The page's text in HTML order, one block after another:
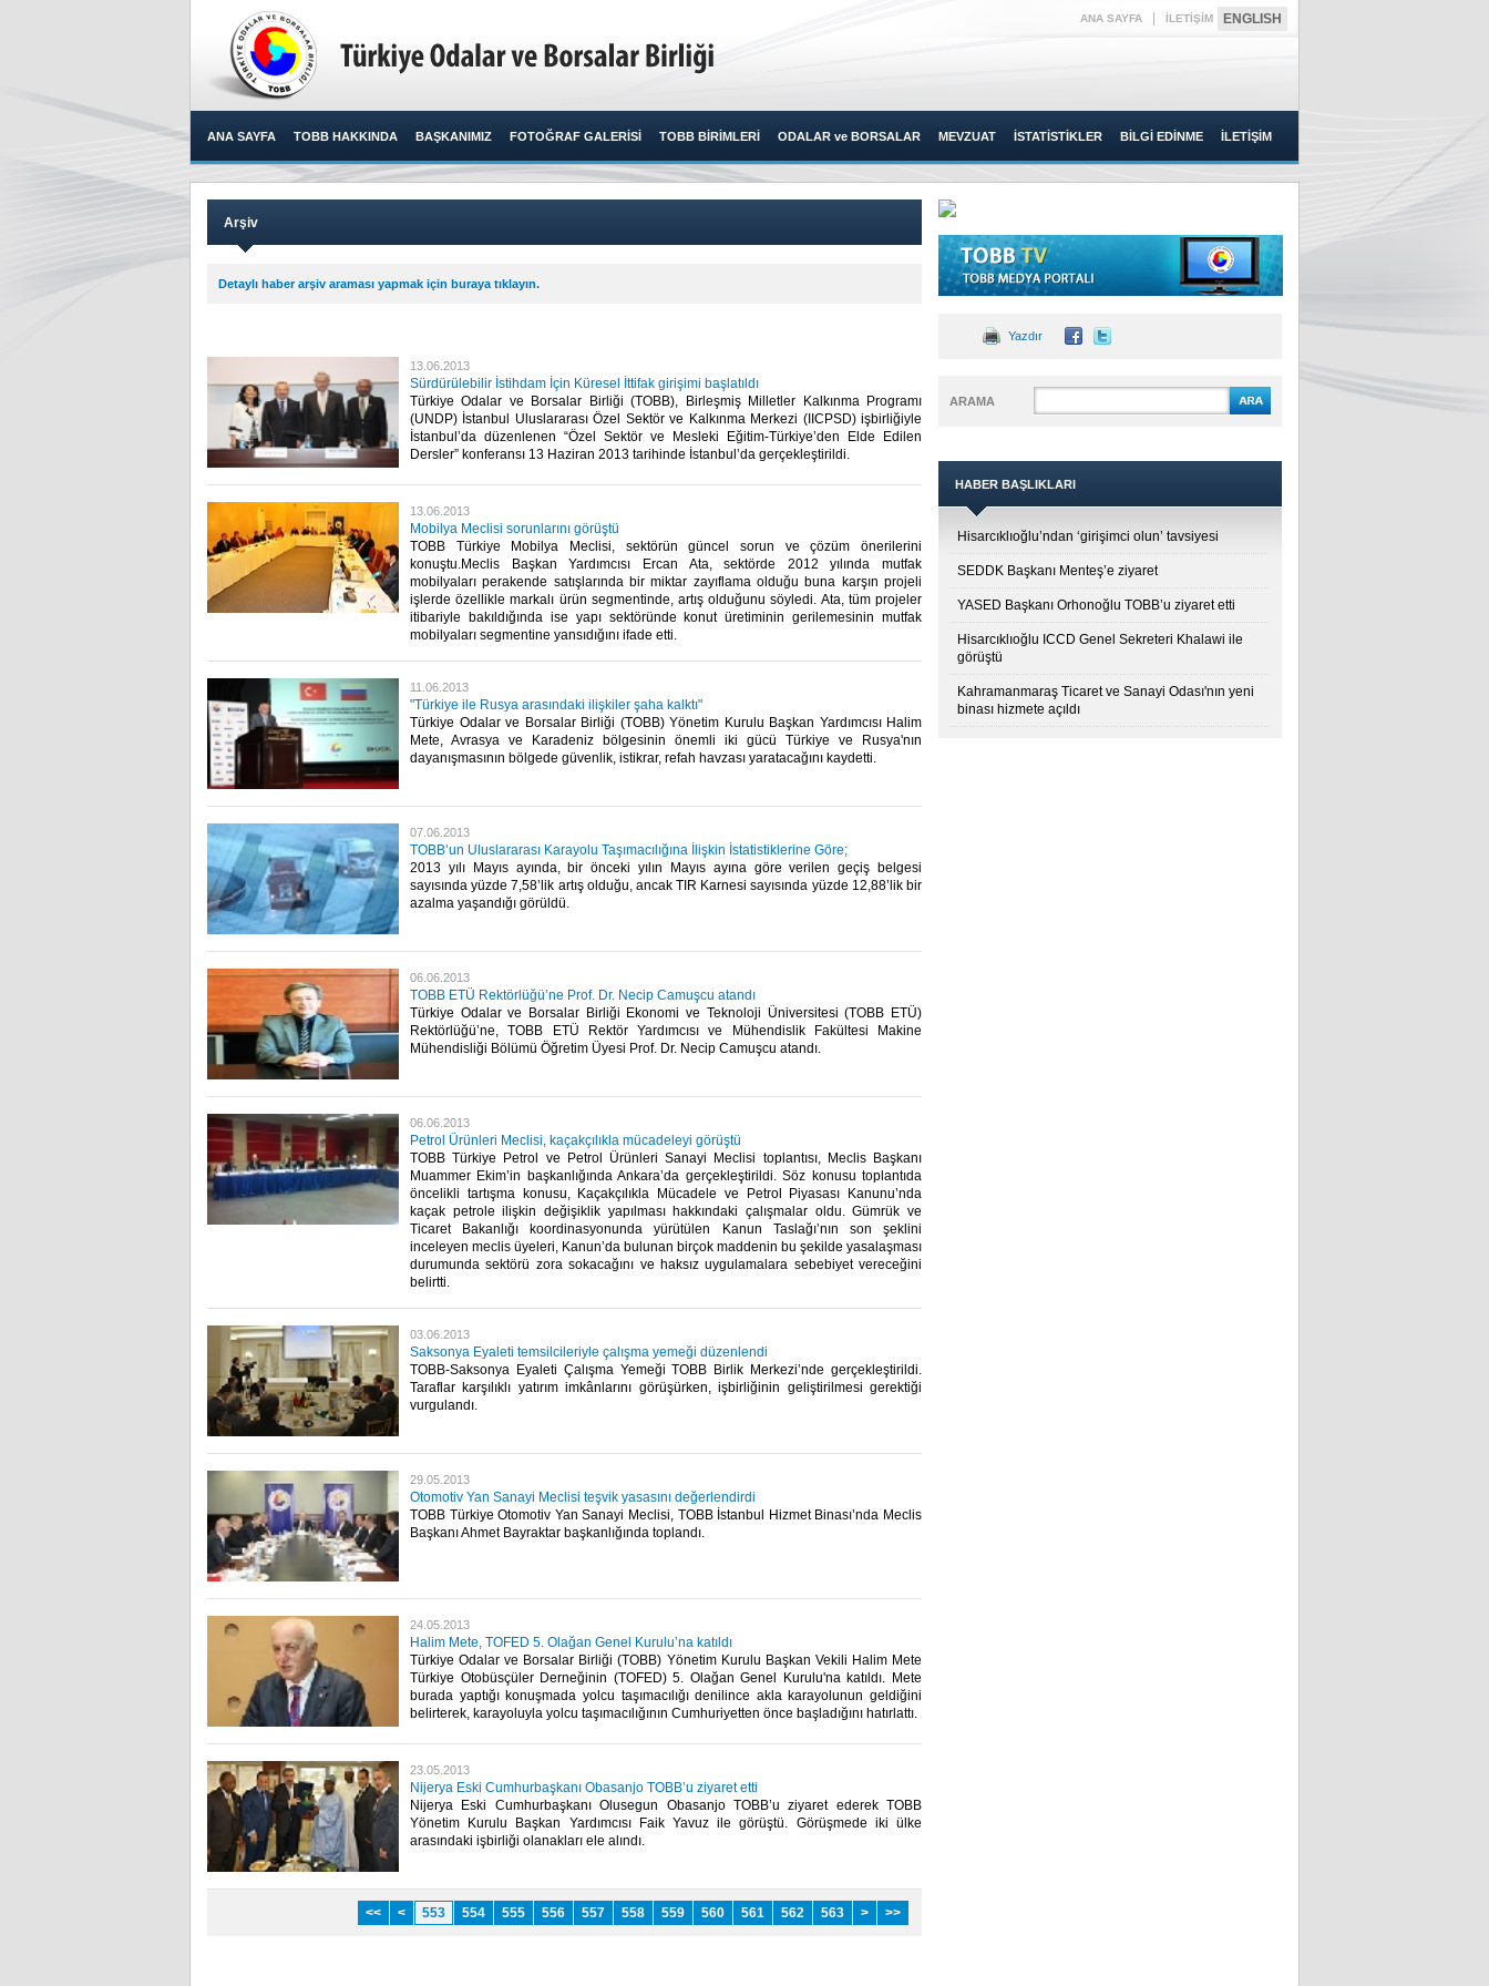
ANA SAYFA İLETİŞİM ENGLISH
ANA SAYFA TOBB HAKKINDA BAŞKANIMIZ FOTOĞRAF GALERİSİ TOBB BİRİMLERİ ODALAR ve BORSALAR MEVZUAT İSTATİSTİKLER BİLGİ EDİNME İLETİŞİM
Arşiv
Detaylı haber arşiv araması yapmak için buraya tıklayın.
13.06.2013
Sürdürülebilir İstihdam İçin Küresel İttifak girişimi başlatıldı
​ Türkiye Odalar ve Borsalar Birliği (TOBB), Birleşmiş Milletler Kalkınma Programı
(UNDP) İstanbul Uluslararası Özel Sektör ve Kalkınma Merkezi (IICPSD) işbirliğiyle
İstanbul’da düzenlenen “Özel Sektör ve Mesleki Eğitim-Türkiye’den Elde Edilen
Dersler” konferansı 13 Haziran 2013 tarihinde İstanbul’da gerçekleştirildi. ​
13.06.2013
Mobilya Meclisi sorunlarını görüştü
TOBB Türkiye Mobilya Meclisi, sektörün güncel sorun ve çözüm önerilerini
konuştu.Meclis Başkan Yardımcısı Ercan Ata, sektörde 2012 yılında mutfak
mobilyaları perakende satışlarında bir miktar zayıflama olduğu buna karşın projeli
işlerde özellikle markalı ürün segmentinde, artış olduğunu söyledi. Ata, tüm projeler
itibariyle bakıldığında ise yapı sektöründe konut üretiminin gerilemesinin mutfak
mobilyaları segmentine yansıdığını ifade etti. ​ ​
11.06.2013
"Türkiye ile Rusya arasındaki ilişkiler şaha kalktı"
​ Türkiye Odalar ve Borsalar Birliği (TOBB) Yönetim Kurulu Başkan Yardımcısı Halim
Mete, Avrasya ve Karadeniz bölgesinin önemli iki gücü Türkiye ve Rusya'nın
dayanışmasının bölgede güvenlik, istikrar, refah havzası yaratacağını kaydetti. ​
07.06.2013
TOBB’un Uluslararası Karayolu Taşımacılığına İlişkin İstatistiklerine Göre;
​ 2013 yılı Mayıs ayında, bir önceki yılın Mayıs ayına göre verilen geçiş belgesi
sayısında yüzde 7,58’lik artış olduğu, ancak TIR Karnesi sayısında yüzde 12,88’lik bir
azalma yaşandığı görüldü. ​
06.06.2013
TOBB ETÜ Rektörlüğü’ne Prof. Dr. Necip Camuşcu atandı
​ Türkiye Odalar ve Borsalar Birliği Ekonomi ve Teknoloji Üniversitesi (TOBB ETÜ)
Rektörlüğü’ne, TOBB ETÜ Rektör Yardımcısı ve Mühendislik Fakültesi Makine
Mühendisliği Bölümü Öğretim Üyesi Prof. Dr. Necip Camuşcu atandı. ​
06.06.2013
Petrol Ürünleri Meclisi, kaçakçılıkla mücadeleyi görüştü
TOBB Türkiye Petrol ve Petrol Ürünleri Sanayi Meclisi toplantısı, Meclis Başkanı
Muammer Ekim’in başkanlığında Ankara’da gerçekleştirildi. Söz konusu toplantıda
öncelikli tartışma konusu, Kaçakçılıkla Mücadele ve Petrol Piyasası Kanunu’nda
kaçak petrole ilişkin değişiklik yapılması hakkındaki çalışmalar oldu. Gümrük ve
Ticaret Bakanlığı koordinasyonunda yürütülen Kanun Taslağı’nın son şeklini
inceleyen meclis üyeleri, Kanun’da bulunan birçok maddenin bu şekilde yasalaşması
durumunda sektörü zora sokacağını ve haksız uygulamalara sebebiyet vereceğini
belirtti. ​ ​
03.06.2013
Saksonya Eyaleti temsilcileriyle çalışma yemeği düzenlendi
TOBB-Saksonya Eyaleti Çalışma Yemeği TOBB Birlik Merkezi’nde gerçekleştirildi.
Taraflar karşılıklı yatırım imkânlarını görüşürken, işbirliğinin geliştirilmesi gerektiği
vurgulandı.​ ​
29.05.2013
Otomotiv Yan Sanayi Meclisi teşvik yasasını değerlendirdi
TOBB Türkiye Otomotiv Yan Sanayi Meclisi, TOBB İstanbul Hizmet Binası’nda Meclis
Başkanı Ahmet Bayraktar başkanlığında toplandı.​ ​
24.05.2013
Halim Mete, TOFED 5. Olağan Genel Kurulu’na katıldı
Türkiye Odalar ve Borsalar Birliği (TOBB) Yönetim Kurulu Başkan Vekili Halim Mete
Türkiye Otobüsçüler Derneğinin (TOFED) 5. Olağan Genel Kurulu'na katıldı. Mete
burada yaptığı konuşmada yolcu taşımacılığı denilince akla karayolunun geldiğini
belirterek, karayoluyla yolcu taşımacılığının Cumhuriyetten önce başladığını hatırlattı.​ ​
23.05.2013
Nijerya Eski Cumhurbaşkanı Obasanjo TOBB’u ziyaret etti
Nijerya Eski Cumhurbaşkanı Olusegun Obasanjo TOBB’u ziyaret ederek TOBB
Yönetim Kurulu Başkan Yardımcısı Faik Yavuz ile görüştü. Görüşmede iki ülke
arasındaki işbirliği olanakları ele alındı.​ ​
<< < 553 554 555 556 557 558 559 560 561 562 563 > >>
Yazdır
ARAMA
HABER BAŞLIKLARI
Hisarcıklıoğlu’ndan ‘girişimci olun’ tavsiyesi
SEDDK Başkanı Menteş’e ziyaret
YASED Başkanı Orhonoğlu TOBB’u ziyaret etti
Hisarcıklıoğlu ICCD Genel Sekreteri Khalawi ile
görüştü
Kahramanmaraş Ticaret ve Sanayi Odası'nın yeni
binası hizmete açıldı